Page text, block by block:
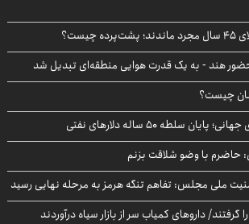
هند - به یک قدرت هوایی منطقه‌ای تبدیل شد
چیست؟
سلطه ۵۰ ساله دلارهای نفتی
حاضرم با وضو شلاقت بزنم
ملی مجلس: تفاهم تنگه هرمز به مرحله نهایی رسید
گرفتند/ داروهای کمیاب سر از بازار سیاه درآوردند